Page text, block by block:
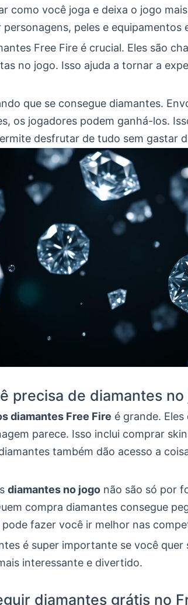
como você joga e deixa o jogo
peles e equipamentos
Free Fire é crucial. Eles são
no jogo. Isso ajuda a tornar a
que se consegue diamantes.
os jogadores podem ganhá-los.
desfrutar de tudo sem gastar
precisa de diamantes no
diamantes Free Fire é grande.
parece. Isso inclui comprar
também dão acesso a
diamantes no jogo não são só por
compra diamantes consegue
pode fazer você ir melhor nas
é super importante se você quer
interessante e divertido.
diamantes grátis no